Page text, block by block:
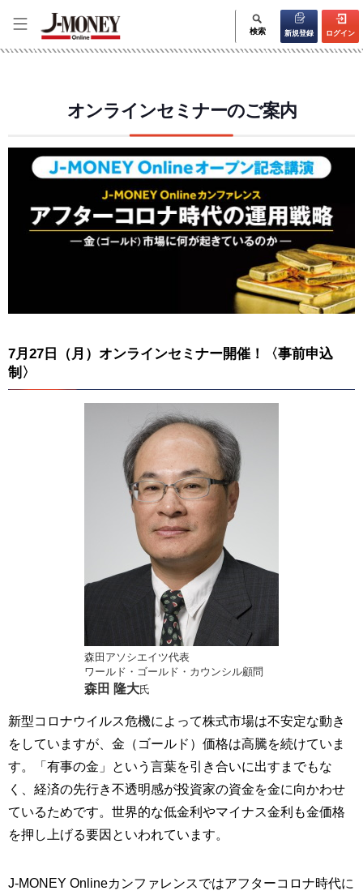
検索 新規登録 ログイン
オンラインセミナーのご案内
7月27日（月）オンラインセミナー開催！〈事前申込
制〉
森田アソシエイツ代表
ワールド・ゴールド・カウンシル顧問
森田 隆大氏
新型コロナウイルス危機によって株式市場は不安定な動き
をしていますが、金（ゴールド）価格は高騰を続けていま
す。「有事の金」という言葉を引き合いに出すまでもな
く、経済の先行き不透明感が投資家の資金を金に向かわせ
ているためです。世界的な低金利やマイナス金利も金価格
を押し上げる要因といわれています。
J-MONEY Onlineカンファレンスではアフターコロナ時代に